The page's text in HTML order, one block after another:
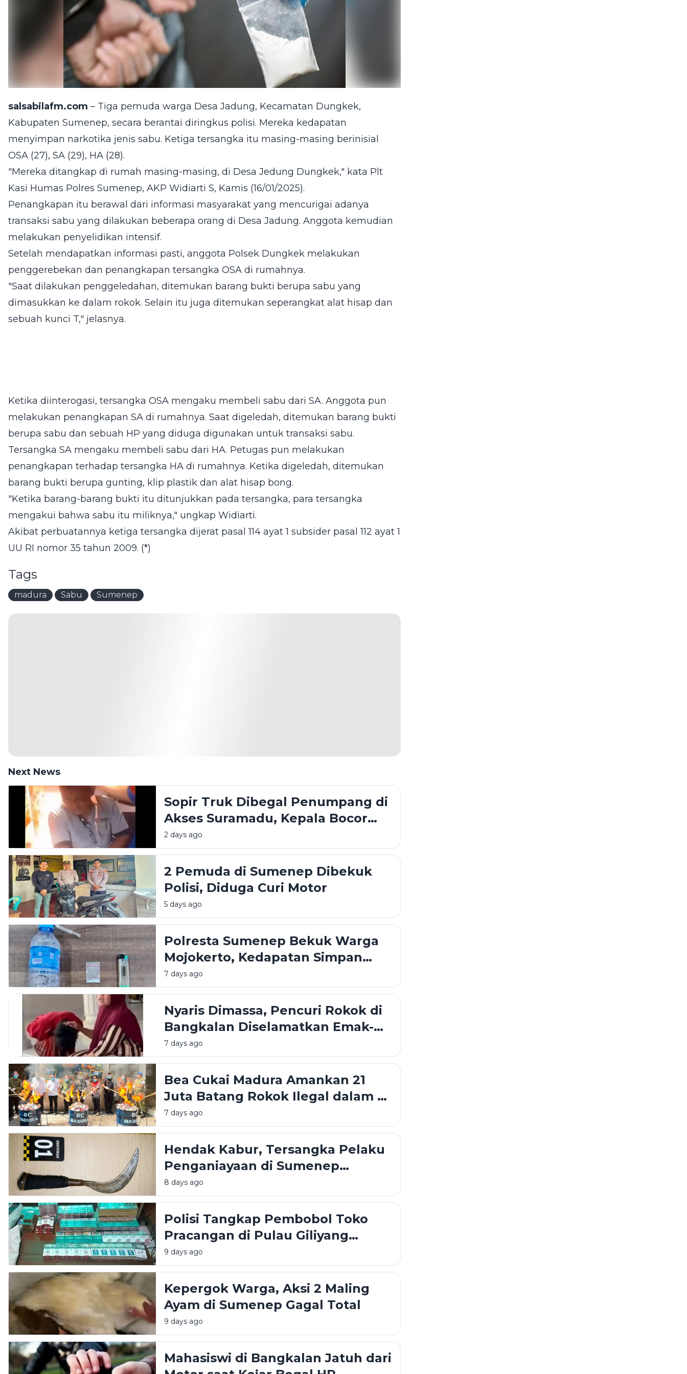
salsabilafm.com – Tiga pemuda warga Desa Jadung, Kecamatan Dungkek,
Kabupaten Sumenep, secara berantai diringkus polisi. Mereka kedapatan
menyimpan narkotika jenis sabu. Ketiga tersangka itu masing-masing berinisial
OSA (27), SA (29), HA (28).
"Mereka ditangkap di rumah masing-masing, di Desa Jedung Dungkek," kata Plt
Kasi Humas Polres Sumenep, AKP Widiarti S, Kamis (16/01/2025).
Penangkapan itu berawal dari informasi masyarakat yang mencurigai adanya
transaksi sabu yang dilakukan beberapa orang di Desa Jadung. Anggota kemudian
melakukan penyelidikan intensif.
Setelah mendapatkan informasi pasti, anggota Polsek Dungkek melakukan
penggerebekan dan penangkapan tersangka OSA di rumahnya.
"Saat dilakukan penggeledahan, ditemukan barang bukti berupa sabu yang
dimasukkan ke dalam rokok. Selain itu juga ditemukan seperangkat alat hisap dan
sebuah kunci T," jelasnya.
Ketika diinterogasi, tersangka OSA mengaku membeli sabu dari SA. Anggota pun
melakukan penangkapan SA di rumahnya. Saat digeledah, ditemukan barang bukti
berupa sabu dan sebuah HP yang diduga digunakan untuk transaksi sabu.
Tersangka SA mengaku membeli sabu dari HA. Petugas pun melakukan
penangkapan terhadap tersangka HA di rumahnya. Ketika digeledah, ditemukan
barang bukti berupa gunting, klip plastik dan alat hisap bong.
"Ketika barang-barang bukti itu ditunjukkan pada tersangka, para tersangka
mengakui bahwa sabu itu miliknya," ungkap Widiarti.
Akibat perbuatannya ketiga tersangka dijerat pasal 114 ayat 1 subsider pasal 112 ayat 1
UU RI nomor 35 tahun 2009. (*)
Tags
madura Sabu Sumenep
Next News
Sopir Truk Dibegal Penumpang di
Akses Suramadu, Kepala Bocor
Dibacok Sajam
2 days ago
2 Pemuda di Sumenep Dibekuk
Polisi, Diduga Curi Motor
5 days ago
Polresta Sumenep Bekuk Warga
Mojokerto, Kedapatan Simpan
Sabu di Kamar
7 days ago
Nyaris Dimassa, Pencuri Rokok di
Bangkalan Diselamatkan Emak-
Emak
7 days ago
Bea Cukai Madura Amankan 21
Juta Batang Rokok Ilegal dalam 6
Bulan
7 days ago
Hendak Kabur, Tersangka Pelaku
Penganiayaan di Sumenep
dibekuk di Bus
8 days ago
Polisi Tangkap Pembobol Toko
Pracangan di Pulau Giliyang
Sumenep
9 days ago
Kepergok Warga, Aksi 2 Maling
Ayam di Sumenep Gagal Total
9 days ago
Mahasiswi di Bangkalan Jatuh dari